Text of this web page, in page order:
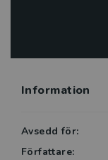
Information
Avsedd för:
Författare: